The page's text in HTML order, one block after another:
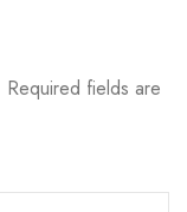
Required fields are